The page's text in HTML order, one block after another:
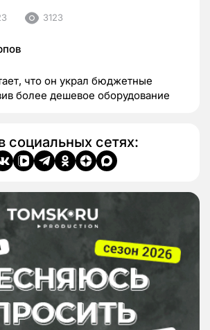
3123
что он украл бюджетные
более дешевое оборудование
социальных сетях: